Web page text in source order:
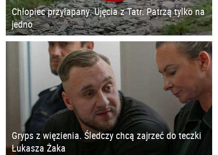
Chłopiec przyłapany. Ujęcia z Tatr. Patrzą tylko na
jedno
Gryps z więzienia. Śledczy chcą zajrzeć do teczki
Łukasza Żaka